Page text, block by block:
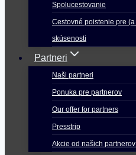
Spolucestovanie
Cestovné poistenie pre
skúsenosti
Partneri
Naši partneri
Ponuka pre partnerov
Our offer for partners
Presstrip
Akcie od našich